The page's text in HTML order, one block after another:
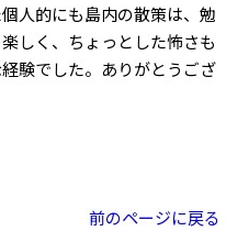
人的にも島内の散策は、勉
しく、ちょっとした怖さも
験でした。ありがとうござ
前のページに戻る